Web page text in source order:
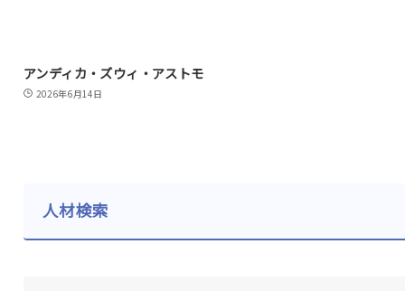
アンディカ・ズウィ・アストモ
2026年6月14日
人材検索